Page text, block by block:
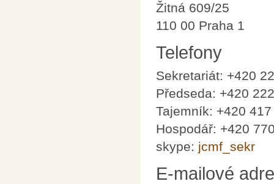
Žitná 609/25
110 00 Praha 1
Telefony
Sekretariát: +420
Předseda: +420
Tajemník: +420
Hospodář: +420
skype: jcmf_sekr
E-mailové